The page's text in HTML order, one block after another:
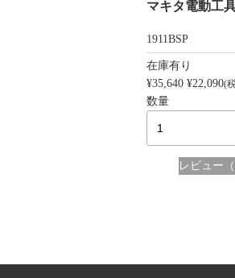
マキタ電動工
1911BSP
在庫有り
¥35,640 ¥22,090(
数量
レビュー